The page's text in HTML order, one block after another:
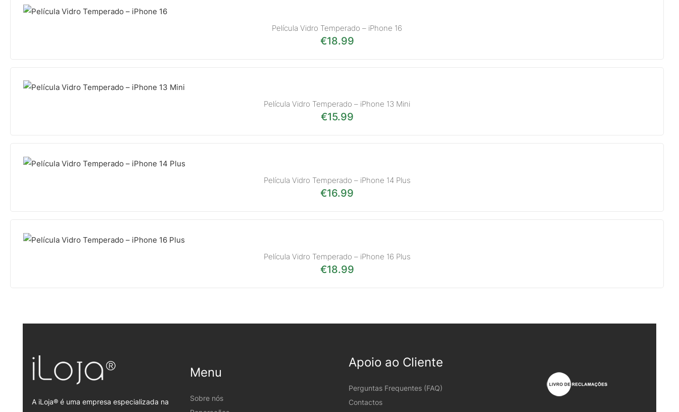
Película Vidro Temperado – iPhone 16
€18.99
Película Vidro Temperado – iPhone 13 Mini
€15.99
Película Vidro Temperado – iPhone 14 Plus
€16.99
Película Vidro Temperado – iPhone 16 Plus
€18.99
A iLoja® é uma empresa especializada na
Menu
Sobre nós
Apoio ao Cliente
Perguntas Frequentes (FAQ)
Contactos